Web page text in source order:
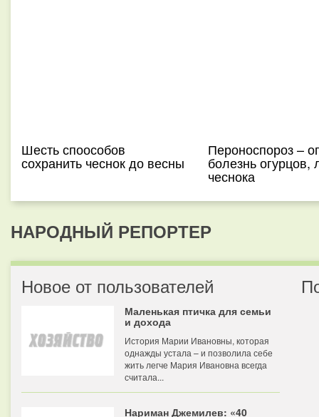
Шесть споособов
сохранить чеснок до весны
Пероноспороз –
болезнь огурцов,
чеснока
НАРОДНЫЙ РЕПОРТЕР
Новое от пользователей
Маленькая птичка для семьи
и дохода
История Марии Ивановны, которая
однажды устала – и позволила себе
жить легче Мария Ивановна всегда
считала...
Нариман Джемилев: «40